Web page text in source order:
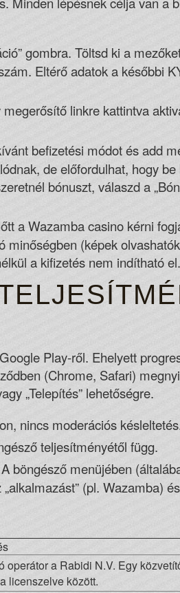
gombra. Töltsd ki a
Eltérő adatok a későbbi
linkre kattintva
befizetési módot és add
de előfordulhat, hogy
bónuszt, válaszd a
a Wazamba casino kérni
minőségben (képek
a kifizetés nem indítható el.
Play-ről. Ehelyett
(Chrome, Safari)
„Telepítés” lehetőségre.
nincs moderációs
teljesítményétől függ.
böngésző menüjében
(pl. Wazamba)
operátor a Rabidi N.V. Egy
licenszelve között.